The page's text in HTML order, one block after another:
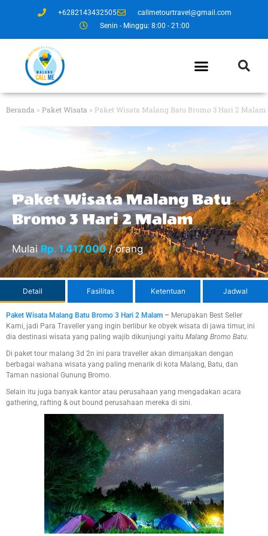
+6282143432505
callmetourtravel@gmail.com
Senin - Minggu: 8:00 - 21:00
Beranda » Paket Wisata » Paket Wisata Malang Batu Bromo 3 Hari 2 Malam
Paket Wisata Malang Batu
Bromo 3 Hari 2 Malam
Mulai Rp. 1.417.000/ orang
Detail Fasilitas Ketentuan Jadwal
Paket Wisata Malang Batu Bromo 3 Hari 2 Malam – Merupakan Best Seller
Kami, jadi Para Traveller yang ingin berlibur ke obyek wisata di jawa timur, ini
dia destinasi wisata yang paling wajib dikunjungi yaitu Malang Bromo Batu.
Di paket tour malang 3d 2n ini para traveller akan dimanjakan dengan
berbagai wahana wisata yang paling menarik di kota Malang, Batu, dan
Taman nasional Gunung Bromo.
Selain itu juga banyak kantor atau perusahaan yang mengadakan acara
gathering, rafting & out bound perusahaan mereka di sini.